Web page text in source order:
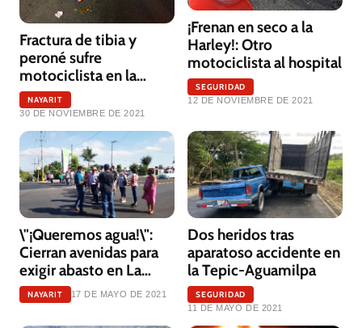
Fractura de tibia y
peroné sufre
motociclista en la
Cantera
NAYARIT
30 DE NOVIEMBRE DE 2021
¡Frenan en seco a la
Harley!: Otro
motociclista al hospital
SEGURIDAD
12 DE NOVIEMBRE DE 2021
\"¡Queremos agua!\":
Cierran avenidas para
exigir abasto en La
Cantera
NAYARIT 17 DE MAYO DE 2021
Dos heridos tras
aparatoso accidente en
la Tepic-Aguamilpa
SEGURIDAD
11 DE MAYO DE 2021